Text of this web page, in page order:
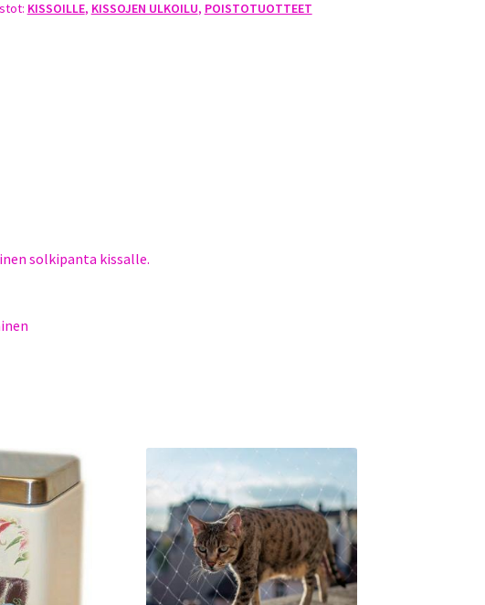
KISSOILLE, KISSOJEN ULKOILU, POISTOTUOTTEET
solkipanta kissalle.